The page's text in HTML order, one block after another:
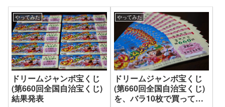
やってみた
ドリームジャンボ宝くじ
(第660回全国自治宝くじ)
結果発表
やってみた
ドリームジャンボ宝くじ
(第660回全国自治宝くじ)
を、バラ10枚で買ってみ